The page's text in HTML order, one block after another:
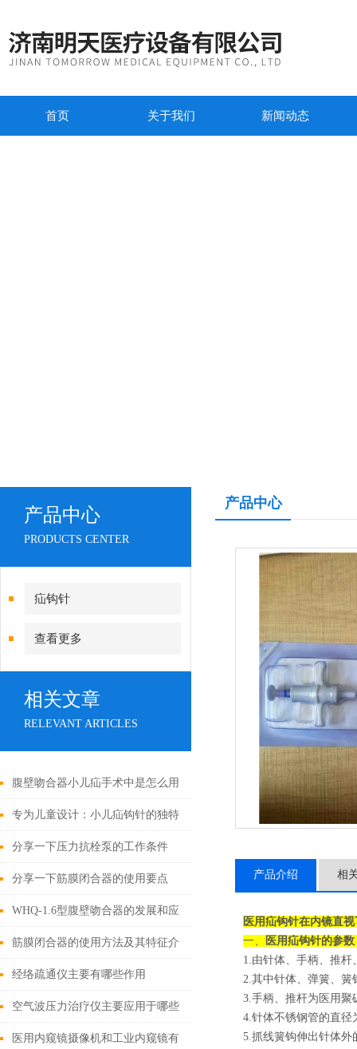
首页 关于我们 新闻动态
产品中心
PRODUCTS CENTER
疝钩针
查看更多
相关文章
RELEVANT ARTICLES
腹壁吻合器小儿疝手术中是怎么用
的
专为儿童设计：小儿疝钩针的独特
之处
分享一下压力抗栓泵的工作条件
分享一下筋膜闭合器的使用要点
WHQ-1.6型腹壁吻合器的发展和应
用为外科手术领域带来了新的可能
性
筋膜闭合器的使用方法及其特征介
绍
经络疏通仪主要有哪些作用
空气波压力治疗仪主要应用于哪些
症状？
医用内窥镜摄像机和工业内窥镜有
产品中心
产品介绍 相
医用疝钩针在内镜直
一、
医用疝钩针的参数
1.由针体、手柄、推
2.其中针体、弹簧、簧
3.手柄、推杆为医用聚
4.针体不锈钢管的直径
5.抓线簧钩伸出针体外